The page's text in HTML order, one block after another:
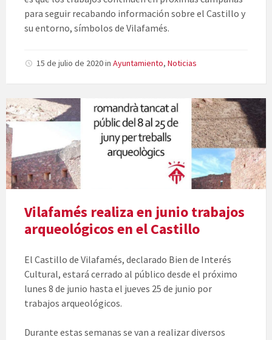
para seguir recabando información sobre el Castillo y
su entorno, símbolos de Vilafamés.
15 de julio de 2020in Ayuntamiento, Noticias
Vilafamés realiza en junio trabajos
arqueológicos en el Castillo
El Castillo de Vilafamés, declarado Bien de Interés
Cultural, estará cerrado al público desde el próximo
lunes 8 de junio hasta el jueves 25 de junio por
trabajos arqueológicos.
Durante estas semanas se van a realizar diversos